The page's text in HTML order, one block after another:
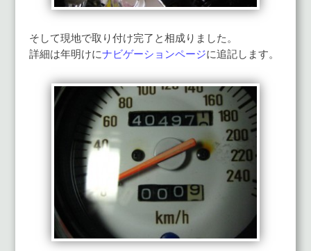
そして現地で取り付け完了と相成りました。
詳細は年明けにナビゲーションページに追記します。